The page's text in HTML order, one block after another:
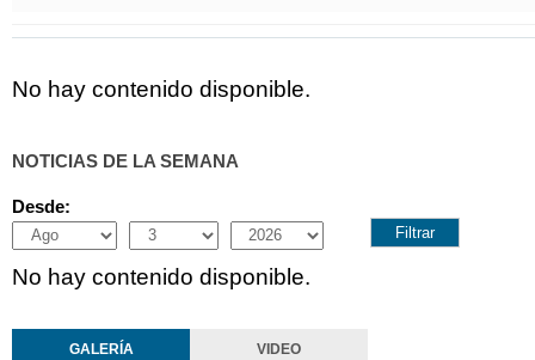
No hay contenido disponible.
NOTICIAS DE LA SEMANA
Desde:
Month
Day Year
No hay contenido disponible.
GALERÍA VIDEO